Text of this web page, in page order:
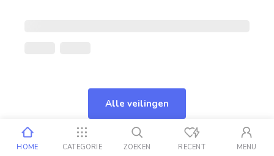
Alle veilingen
HOME CATEGORIE ZOEKEN RECENT MENU